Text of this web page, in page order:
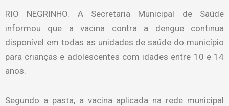
RIO NEGRINHO. A Secretaria Municipal de Saúde
informou que a vacina contra a dengue continua
disponível em todas as unidades de saúde do município
para crianças e adolescentes com idades entre 10 e 14
anos.
Segundo a pasta, a vacina aplicada na rede municipal